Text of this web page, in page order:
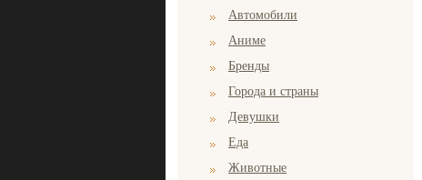
Автомобили
Аниме
Бренды
Города и страны
Девушки
Еда
Животные